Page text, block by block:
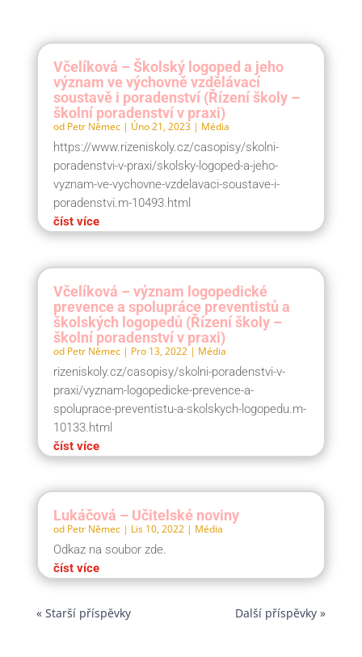
Včelíková – Školský logoped a jeho
význam ve výchovně vzdělávací
soustavě i poradenství (Řízení školy –
školní poradenství v praxi)
od Petr Němec| Úno 21, 2023| Média
https://www.rizeniskoly.cz/casopisy/skolni-
poradenstvi-v-praxi/skolsky-logoped-a-jeho-
vyznam-ve-vychovne-vzdelavaci-soustave-i-
poradenstvi.m-10493.html
číst více
Včelíková – význam logopedické
prevence a spolupráce preventistů a
školských logopedů (Řízení školy –
školní poradenství v praxi)
od Petr Němec| Pro 13, 2022| Média
rizeniskoly.cz/casopisy/skolni-poradenstvi-v-
praxi/vyznam-logopedicke-prevence-a-
spoluprace-preventistu-a-skolskych-logopedu.m-
10133.html
číst více
Lukáčová – Učitelské noviny
od Petr Němec| Lis 10, 2022| Média
Odkaz na soubor zde.
číst více
« Starší příspěvky Další příspěvky »